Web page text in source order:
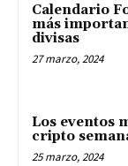
Calendario
más
divisas
27 marzo, 2024
Los eventos
cripto
25 marzo, 2024